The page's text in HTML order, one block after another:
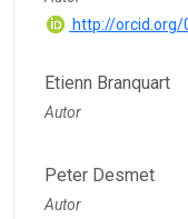
http://orcid.org/
Etienn Branquart
Autor
Peter Desmet
Autor